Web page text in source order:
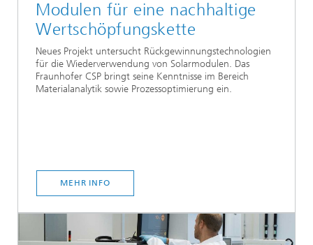
Modulen für eine nachhaltige
Wertschöpfungskette
Neues Projekt untersucht Rückgewinnungstechnologien
für die Wiederverwendung von Solarmodulen. Das
Fraunhofer CSP bringt seine Kenntnisse im Bereich
Materialanalytik sowie Prozessoptimierung ein.
MEHR INFO